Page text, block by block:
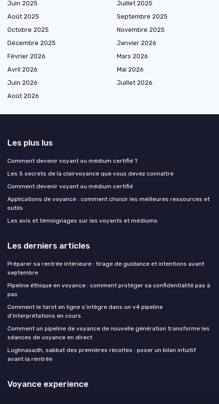
Juin 2025
Juillet 2025
Août 2025
Septembre 2025
Octobre 2025
Novembre 2025
Décembre 2025
Janvier 2026
Février 2026
Mars 2026
Avril 2026
Mai 2026
Juin 2026
Juillet 2026
Août 2026
Les plus lus
Comment devenir voyant ou médium certifié ?
Les 5 secrets de la clairvoyance que vous devez connaître
Comment devenir voyant ou médium certifié
Applications de voyance : comment choisir les meilleures ressources et
outils
Les avis et témoignages sur les voyants et médiums
Les derniers articles
Préparer sa rentrée intérieure : tirage de guidance et intentions avant
septembre
Pipeline éthique en voyance : comment protéger sa confidentialité pas à
pas
Comment le tarot en ligne s’intègre dans un v4 pipeline
d’interprétations en cours
Comment un pipeline de voyance de nouvelle génération transforme les
séances de voyance en direct
Lughnasadh, sabbat des premières récoltes : poser un bilan intuitif
avant la rentrée
Voyance experience